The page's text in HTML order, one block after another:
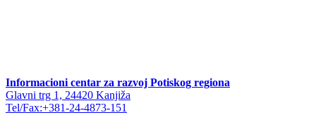
Informacioni centar za razvoj Potiskog regiona
Glavni trg 1, 24420 Kanjiža
Tel/Fax:+381-24-4873-151